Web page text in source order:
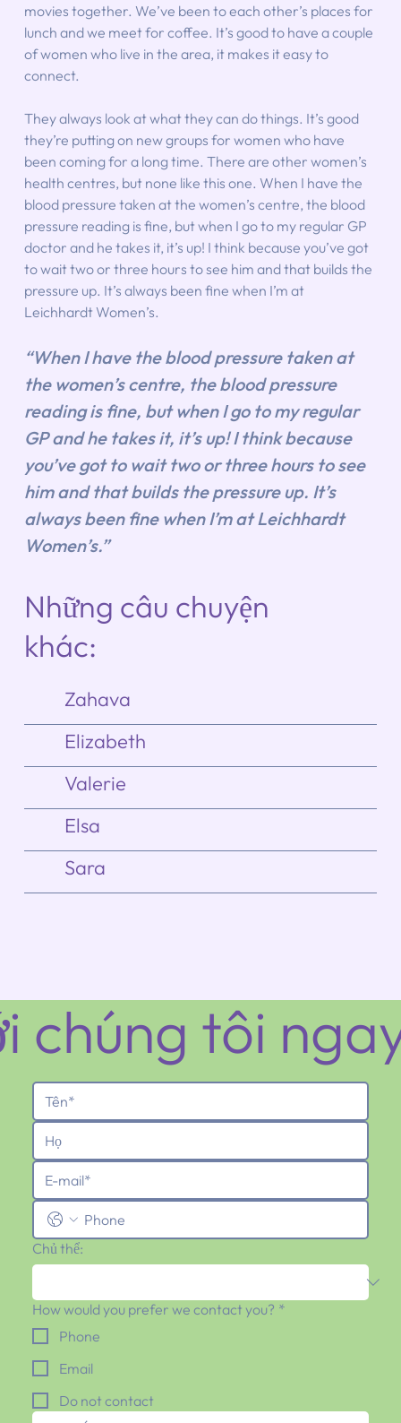
movies together. We’ve been to each other’s places for
lunch and we meet for coffee. It’s good to have a couple
of women who live in the area, it makes it easy to
connect.
They always look at what they can do things. It’s good
they’re putting on new groups for women who have
been coming for a long time. There are other women’s
health centres, but none like this one. When I have the
blood pressure taken at the women’s centre, the blood
pressure reading is fine, but when I go to my regular GP
doctor and he takes it, it’s up! I think because you’ve got
to wait two or three hours to see him and that builds the
pressure up. It’s always been fine when I’m at
Leichhardt Women’s.
“When I have the blood pressure taken at
the women’s centre, the blood pressure
reading is fine, but when I go to my regular
GP and he takes it, it’s up! I think because
you’ve got to wait two or three hours to see
him and that builds the pressure up. It’s
always been fine when I’m at Leichhardt
Women’s.”
Những câu chuyện
khác:
Zahava
Elizabeth
Valerie
Elsa
Sara
chúng tôi
Chủ thể:
How would you prefer we contact you? *
Phone
Email
Do not contact